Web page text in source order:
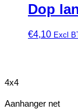
Dop
€4,10 Excl
4x4
Aanhanger net